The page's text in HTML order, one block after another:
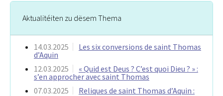
Aktualitéiten zu dësem Thema
14.03.2025
Les six conversions de saint Thomas
d’Aquin
12.03.2025
« Quid est Deus ? C’est quoi Dieu ? » :
s’en approcher avec saint Thomas
07.03.2025
Reliques de saint Thomas d’Aquin :